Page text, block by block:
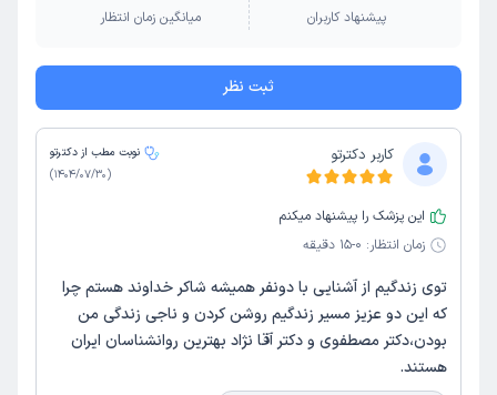
پیشنهاد کاربران
میانگین زمان انتظار
ثبت نظر
کاربر دکترتو
نوبت مطب از دکترتو
(
1404/07/30
)
این پزشک را پیشنهاد میکنم
زمان انتظار: 0-15 دقیقه
توی زندگیم از آشنایی با دونفر همیشه شاکر خداوند هستم چرا
که این دو عزیز مسیر زندگیم روشن کردن و ناجی زندگی من
بودن،دکتر مصطفوی و دکتر آقا نژاد بهترین روانشناسان ایران
هستند.